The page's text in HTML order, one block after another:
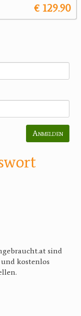
€ 129.90
Anmelden
sind
kostenlos